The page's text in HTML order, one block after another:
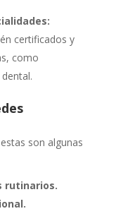
certificados y
como
son algunas
rutinarios.